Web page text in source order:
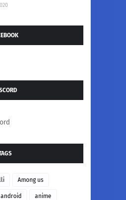
Among us
android anime